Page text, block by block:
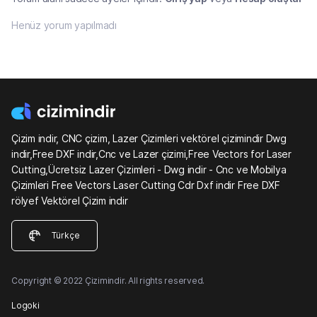
Henüz yorum yapılmadı
Çizim indir, CNC çizim, Lazer Çizimleri vektörel çizimindir Dwg
indir,Free DXF indir,Cnc ve Lazer çizimi,Free Vectors for Laser
Cutting,Ücretsiz Lazer Çizimleri - Dwg indir - Cnc ve Mobilya
Çizimleri Free Vectors Laser Cutting Cdr Dxf indir Free DXF
rölyef Vektörel Çizim indir
Türkçe
Copyright © 2022 Çizimindir. All rights reserved.
Logoki